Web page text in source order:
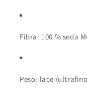
Fibra: 100 % seda
Peso: lace